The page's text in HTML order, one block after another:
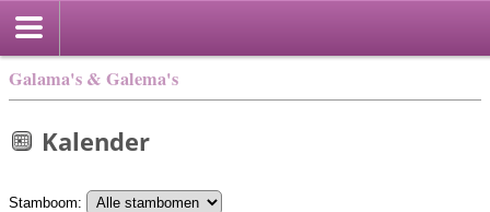
Galama's & Galema's
Kalender
Stamboom: